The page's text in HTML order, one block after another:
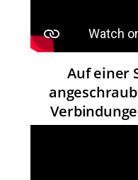
Auf einer